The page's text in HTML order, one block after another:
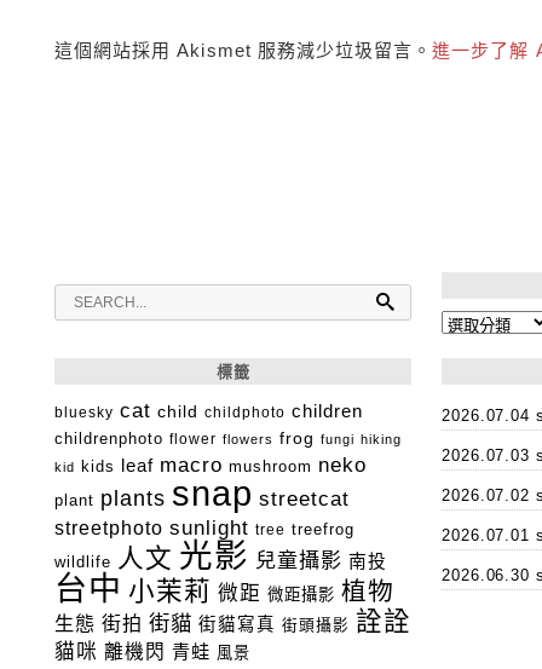
這個網站採用 Akismet 服務減少垃圾留言。進一步了解
分
標籤
bluesky cat child childphoto children
childrenphoto flower flowers frog fungi hiking
kid
kids leaf macro mushroom neko
plant plants snap streetcat
streetphoto sunlight tree treefrog
wildlife 人文 光影 兒童攝影 南投
台中 小茉莉 微距 微距攝影 植物
生態 街拍 街貓 街貓寫真 街頭攝影 詮詮
貓咪 離機閃 青蛙 風景
2026.07.04
2026.07.03
2026.07.02
2026.07.01
2026.06.30